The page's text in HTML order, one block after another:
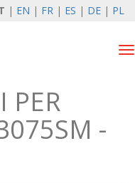
| EN | FR | ES | DE | PL
8 agosto 2026
elettrici
PER
-